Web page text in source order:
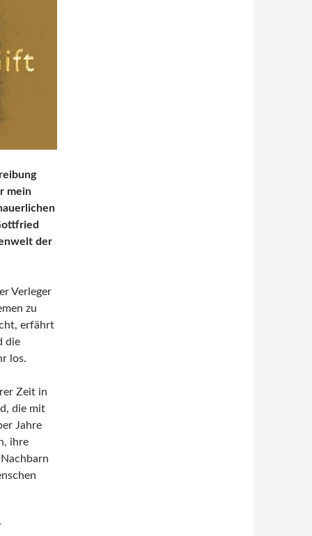
mein
der
Verleger
zu
erfährt
die
los.
Zeit in
die mit
Jahre
ihre